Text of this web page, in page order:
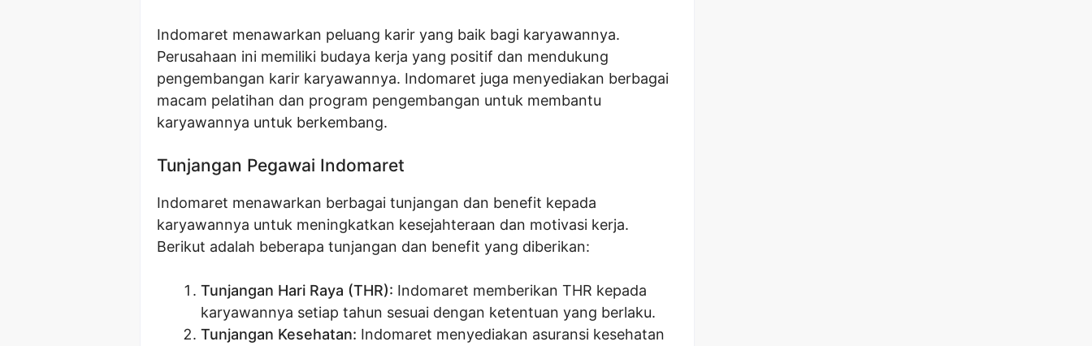
Indomaret menawarkan peluang karir yang baik bagi karyawannya.
Perusahaan ini memiliki budaya kerja yang positif dan mendukung
pengembangan karir karyawannya. Indomaret juga menyediakan berbagai
macam pelatihan dan program pengembangan untuk membantu
karyawannya untuk berkembang.
Tunjangan Pegawai Indomaret
Indomaret menawarkan berbagai tunjangan dan benefit kepada
karyawannya untuk meningkatkan kesejahteraan dan motivasi kerja.
Berikut adalah beberapa tunjangan dan benefit yang diberikan:
Tunjangan Hari Raya (THR): Indomaret memberikan THR kepada
karyawannya setiap tahun sesuai dengan ketentuan yang berlaku.
Tunjangan Kesehatan: Indomaret menyediakan asuransi kesehatan